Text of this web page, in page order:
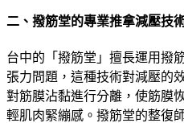
二、撥筋堂的專業推拿減壓技
台中的「撥筋堂」擅長運用撥
張力問題，這種技術對減壓的
對筋膜沾黏進行分離，使筋膜
輕肌肉緊繃感。撥筋堂的整復